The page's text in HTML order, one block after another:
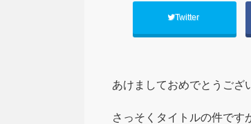
Twitter
あけましておめでとうござ
さっそくタイトルの件です